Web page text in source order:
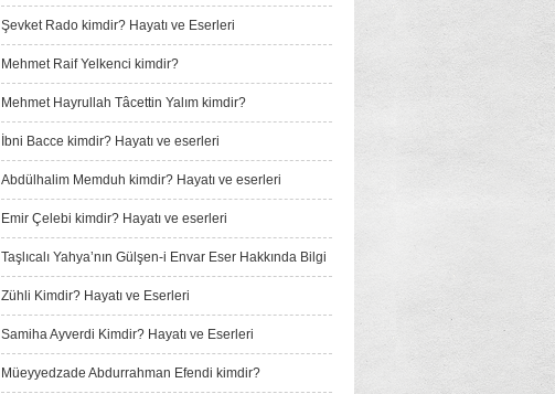
Şevket Rado kimdir? Hayatı ve Eserleri
Mehmet Raif Yelkenci kimdir?
Mehmet Hayrullah Tâcettin Yalım kimdir?
İbni Bacce kimdir? Hayatı ve eserleri
Abdülhalim Memduh kimdir? Hayatı ve eserleri
Emir Çelebi kimdir? Hayatı ve eserleri
Taşlıcalı Yahya’nın Gülşen-i Envar Eser Hakkında Bilgi
Zühli Kimdir? Hayatı ve Eserleri
Samiha Ayverdi Kimdir? Hayatı ve Eserleri
Müeyyedzade Abdurrahman Efendi kimdir?